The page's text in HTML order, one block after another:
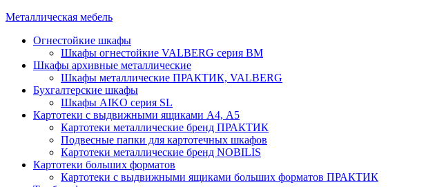
Металлическая мебель
Огнестойкие шкафы
Шкафы огнестойкие VALBERG серия BM
Шкафы архивные металлические
Шкафы металлические ПРАКТИК, VALBERG
Бухгалтерские шкафы
Шкафы AIKO серия SL
Картотеки с выдвижными ящиками А4, А5
Картотеки металлические бренд ПРАКТИК
Подвесные папки для картотечных шкафов
Картотеки металлические бренд NOBILIS
Картотеки больших форматов
Картотеки с выдвижными ящиками больших форматов ПРАКТИК